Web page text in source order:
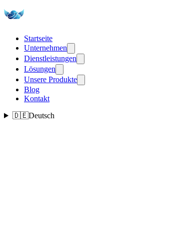
Startseite
Unternehmen
Dienstleistungen
Lösungen
Unsere Produkte
Blog
Kontakt
🇩🇪Deutsch